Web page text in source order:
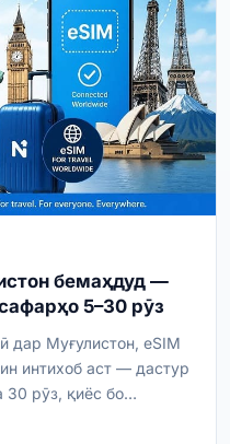
бемаҳдуд —
5–30 рӯз
дар Муғулистон, eSIM
интихоб аст — дастур
30 рӯз, қиёс бо